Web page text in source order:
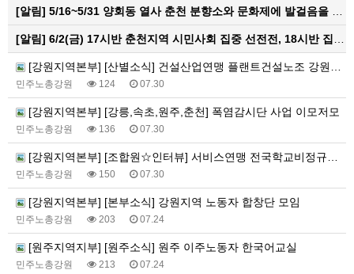
[알림] 5/16~5/31 양회동 열사 춘천 분향소와 문화제에 발걸음을 내어주신 모든 분들께 감사인사를 올립니다.
[알림] 6/2(금) 17시반 춘천지역 시민사회 집중 선전전, 18시반 집중 촛불문화제
[강원지역본부] [산별소식] 건설산업연맹 플랜트건설노조 강원충북지부
민주노총강원 124 07.30
[강원지역본부] [강릉,속초,원주,춘천] 폭염감시단 사업 이모저모
민주노총강원 136 07.30
[강원지역본부] [조합원☆인터뷰] 서비스연맹 전국학교비정규직노동조합 강원지부 김유미 춘천지회장
민주노총강원 150 07.30
[강원지역본부] [본부소식] 강원지역 노동자 합창단 모임
민주노총강원 203 07.24
[원주지역지부] [원주소식] 원주 이주노동자 한국어교실
민주노총강원 213 07.24